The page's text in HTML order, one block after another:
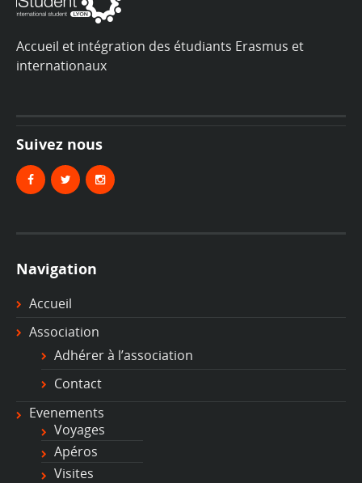
Accueil et intégration des étudiants Erasmus et
internationaux
Suivez nous
Navigation
Accueil
Association
Adhérer à l’association
Contact
Evenements
Voyages
Apéros
Visites